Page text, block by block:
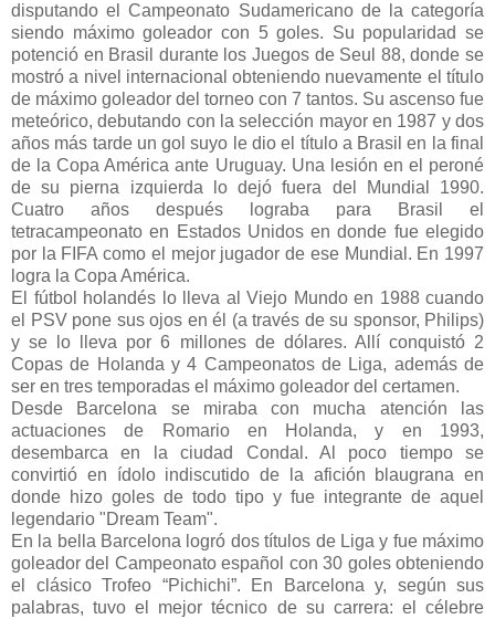
disputando el Campeonato Sudamericano de la categoría
siendo máximo goleador con 5 goles. Su popularidad se
potenció en Brasil durante los Juegos de Seul 88, donde se
mostró a nivel internacional obteniendo nuevamente el título
de máximo goleador del torneo con 7 tantos. Su ascenso fue
meteórico, debutando con la selección mayor en 1987 y dos
años más tarde un gol suyo le dio el título a Brasil en la final
de la Copa América ante Uruguay. Una lesión en el peroné
de su pierna izquierda lo dejó fuera del Mundial 1990.
Cuatro años después lograba para Brasil el
tetracampeonato en Estados Unidos en donde fue elegido
por la FIFA como el mejor jugador de ese Mundial. En 1997
logra la Copa América.
El fútbol holandés lo lleva al Viejo Mundo en 1988 cuando
el PSV pone sus ojos en él (a través de su sponsor, Philips)
y se lo lleva por 6 millones de dólares. Allí conquistó 2
Copas de Holanda y 4 Campeonatos de Liga, además de
ser en tres temporadas el máximo goleador del certamen.
Desde Barcelona se miraba con mucha atención las
actuaciones de Romario en Holanda, y en 1993,
desembarca en la ciudad Condal. Al poco tiempo se
convirtió en ídolo indiscutido de la afición blaugrana en
donde hizo goles de todo tipo y fue integrante de aquel
legendario "Dream Team".
En la bella Barcelona logró dos títulos de Liga y fue máximo
goleador del Campeonato español con 30 goles obteniendo
el clásico Trofeo “Pichichi”. En Barcelona y, según sus
palabras, tuvo el mejor técnico de su carrera: el célebre